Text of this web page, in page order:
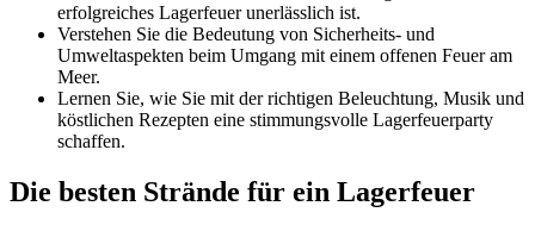
erfolgreiches Lagerfeuer unerlässlich ist.
Verstehen Sie die Bedeutung von Sicherheits- und
Umweltaspekten beim Umgang mit einem offenen Feuer am
Meer.
Lernen Sie, wie Sie mit der richtigen Beleuchtung, Musik und
köstlichen Rezepten eine stimmungsvolle Lagerfeuerparty
schaffen.
Die besten Strände für ein Lagerfeuer